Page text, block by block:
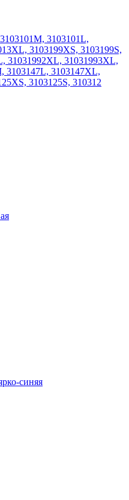
3103101L,
3103199XS, 3103199S,
31031992XL, 31031993XL,
3103147L, 3103147XL,
3103125S, 310312
синяя